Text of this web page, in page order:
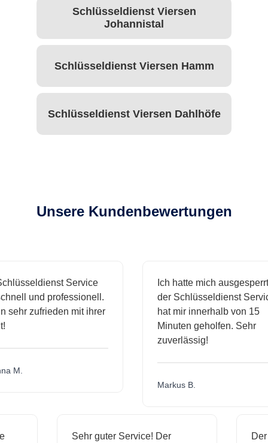
Schlüsseldienst Viersen
Johannistal
Schlüsseldienst Viersen Hamm
Schlüsseldienst Viersen Dahlhöfe
Unsere Kundenbewertungen
Service
und professionell.
zufrieden mit ihrer
M.
Ich hatte mich ausgesperrt
der Schlüsseldienst Service
hat mir innerhalb von 15
Minuten geholfen. Sehr
zuverlässig!
Markus B.
Sehr guter Service! Der